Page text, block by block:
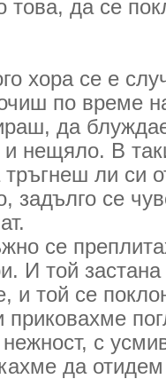
да се
хора се е
по време
да
нещяло. В
ли си
задълго се
се
И той застана
и той се
приковахме
с
да